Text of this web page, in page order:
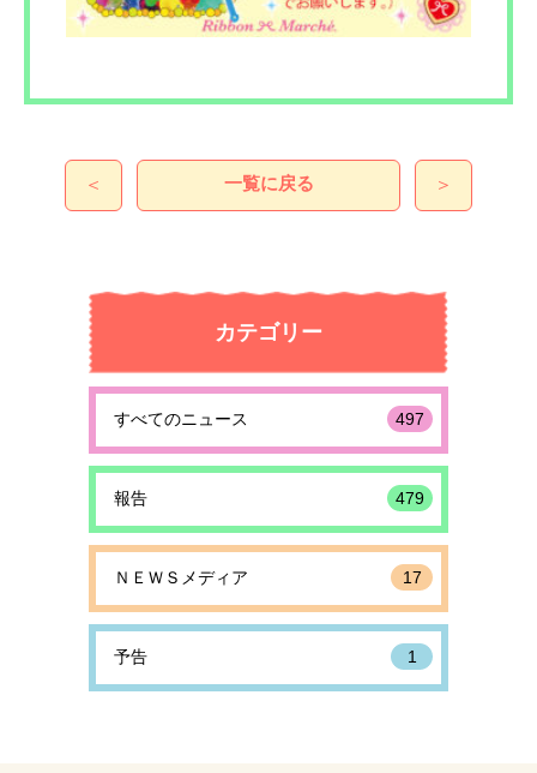
＜ 一覧に戻る ＞
カテゴリー
すべてのニュース 497
報告 479
ＮＥＷＳメディア 17
予告 1